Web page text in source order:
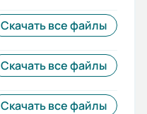
Скачать все файлы
Скачать все файлы
Скачать все файлы